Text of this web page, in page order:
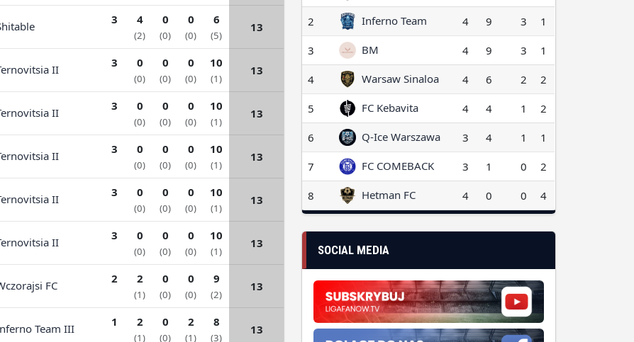
3 4
(2)
0
(0)
0
(0)
6
(5)
13
II 3 0
(0)
0
(0)
0
(0)
10
(1)
13
II 3 0
(0)
0
(0)
0
(0)
10
(1)
13
II 3 0
(0)
0
(0)
0
(0)
10
(1)
13
II 3 0
(0)
0
(0)
0
(0)
10
(1)
13
II 3 0
(0)
0
(0)
0
(0)
10
(1)
13
FC 2 2
(1)
0
(0)
0
(0)
9
(2)
13
Team III 1 2
(1)
0
(0)
2
(1)
8
(3)
13
2 Inferno Team 4 9 3 1
3 BM 4 9 3 1
4 Warsaw Sinaloa 4 6 2 2
5 FC Kebavita 4 4 1 2
6 Q-Ice Warszawa 3 4 1 1
7 FC COMEBACK 3 1 0 2
8 Hetman FC 4 0 0 4
SOCIAL MEDIA